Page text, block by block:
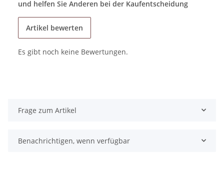
und helfen Sie Anderen bei der Kaufentscheidung
Artikel bewerten
Es gibt noch keine Bewertungen.
Frage zum Artikel
Benachrichtigen, wenn verfügbar